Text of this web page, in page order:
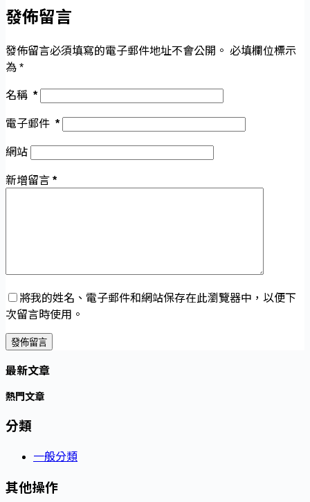
發佈留言
發佈留言必須填寫的電子郵件地址不會公開。 必填欄位標示
為 *
名稱 *
電子郵件 *
網站
新增留言 *
將我的姓名、電子郵件和網站保存在此瀏覽器中，以便下
次留言時使用。
發佈留言
最新文章
熱門文章
分類
一般分類
其他操作